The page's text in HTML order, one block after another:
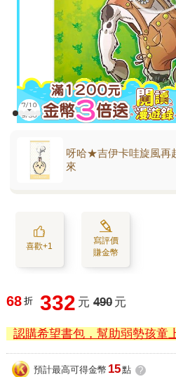
呀哈★吉伊卡哇旋風再
來
喜歡+1
寫評價
賺金幣
68 折 332 元 490 元
認購希望書包，幫助弱勢孩童
預計最高可得金幣 15點 ?